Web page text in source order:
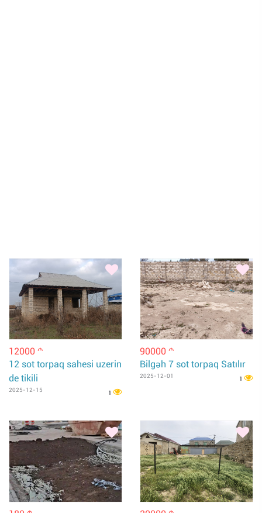
12000 m
12 sot torpaq sahesi uzerin
de tikili
2025-12-15 1
90000 m
Bilgəh 7 sot torpaq Satılır
2025-12-01 1